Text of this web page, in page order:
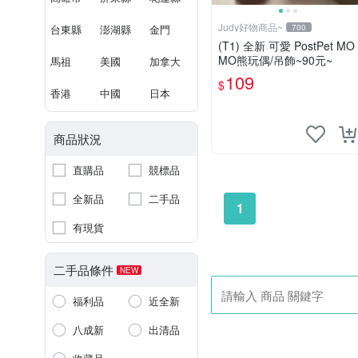
台東縣 澎湖縣 金門
馬祖 美國 加拿大
香港 中國 日本
商品狀況
直購品
競標品
全新品
二手品
有現貨
二手品條件 NEW
福利品
近全新
八成新
出清品
Judy好物商品~ 700
(T1) 全新 可愛 PostPet MO
MO熊玩偶/吊飾~90元~
$109
1